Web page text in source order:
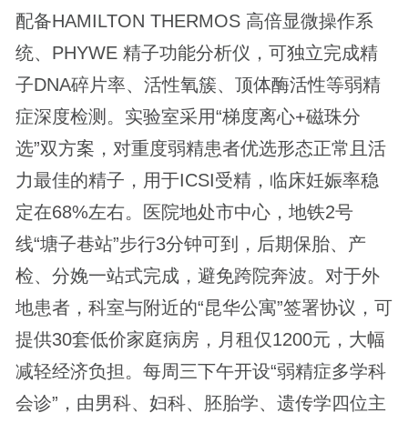
配备HAMILTON THERMOS 高倍显微操作系
统、PHYWE 精子功能分析仪，可独立完成精
子DNA碎片率、活性氧簇、顶体酶活性等弱精
症深度检测。实验室采用“梯度离心+磁珠分
选”双方案，对重度弱精患者优选形态正常且活
力最佳的精子，用于ICSI受精，临床妊娠率稳
定在68%左右。医院地处市中心，地铁2号
线“塘子巷站”步行3分钟可到，后期保胎、产
检、分娩一站式完成，避免跨院奔波。对于外
地患者，科室与附近的“昆华公寓”签署协议，可
提供30套低价家庭病房，月租仅1200元，大幅
减轻经济负担。每周三下午开设“弱精症多学科
会诊”，由男科、妇科、胚胎学、遗传学四位主